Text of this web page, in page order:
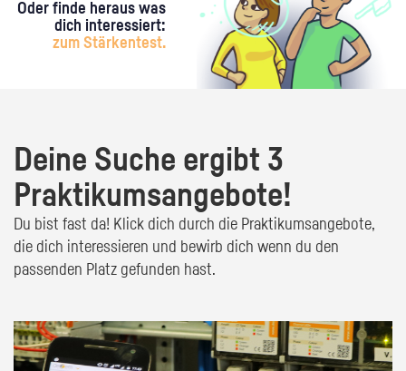
Oder finde heraus was
dich interessiert:
zum Stärkentest.
Deine Suche ergibt 3
Praktikumsangebote!
Du bist fast da! Klick dich durch die Praktikumsangebote,
die dich interessieren und bewirb dich wenn du den
passenden Platz gefunden hast.